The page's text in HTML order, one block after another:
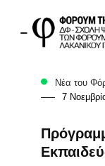
Νέα του
7